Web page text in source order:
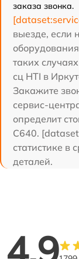
заказа звонка.
выезде, если
таких
сц HTI в
Закажите
сервис-
определит
C640.
статистике в
деталей.